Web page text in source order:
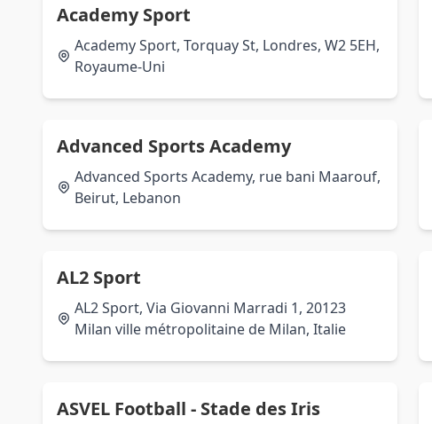
Academy Sport
Academy Sport, Torquay St, Londres, W2 5EH,
Royaume-Uni
Advanced Sports Academy
Advanced Sports Academy, rue bani Maarouf,
Beirut, Lebanon
AL2 Sport
AL2 Sport, Via Giovanni Marradi 1, 20123
Milan ville métropolitaine de Milan, Italie
ASVEL Football - Stade des Iris